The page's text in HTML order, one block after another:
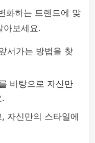
화하는 트렌드에 맞
아보세요.
서가는 방법을 찾
바탕으로 자신만
.
자신만의 스타일에